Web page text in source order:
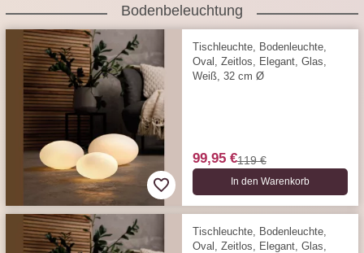
Bodenbeleuchtung
Tischleuchte, Bodenleuchte,
Oval, Zeitlos, Elegant, Glas,
Weiß, 32 cm Ø
99,95 €119 €
In den Warenkorb
Tischleuchte, Bodenleuchte,
Oval, Zeitlos, Elegant, Glas,